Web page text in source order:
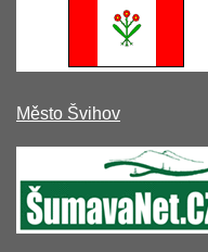
Město Švihov